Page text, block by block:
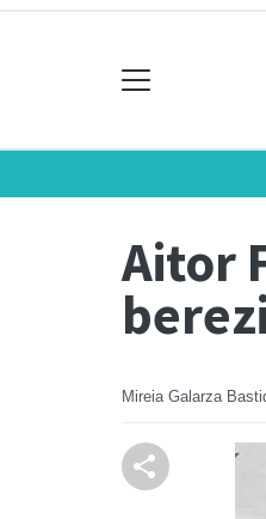
Aitor
Mireia Galarza